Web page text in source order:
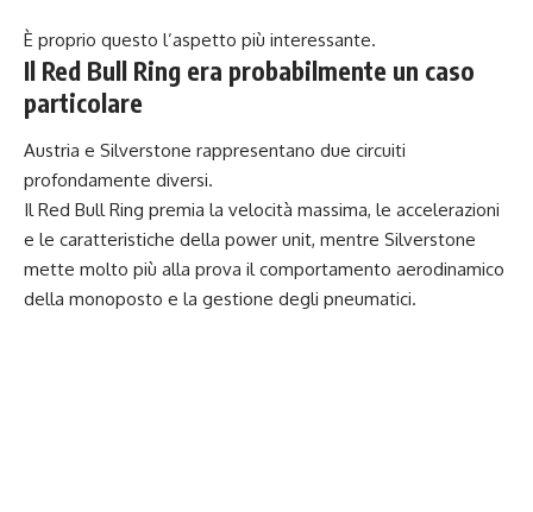
È proprio questo l’aspetto più interessante.
Il Red Bull Ring era probabilmente un caso
particolare
Austria e Silverstone rappresentano due circuiti
profondamente diversi.
Il Red Bull Ring premia la velocità massima, le accelerazioni
e le caratteristiche della power unit, mentre Silverstone
mette molto più alla prova il comportamento aerodinamico
della monoposto e la gestione degli pneumatici.